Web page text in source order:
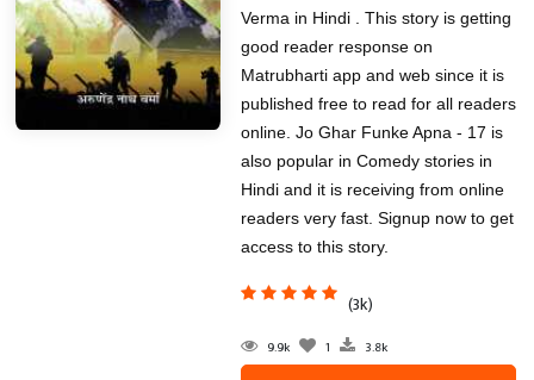
Verma in Hindi . This story is getting
good reader response on
Matrubharti app and web since it is
published free to read for all readers
online. Jo Ghar Funke Apna - 17 is
also popular in Comedy stories in
Hindi and it is receiving from online
readers very fast. Signup now to get
access to this story.
(3k)
9.9k 1 3.8k